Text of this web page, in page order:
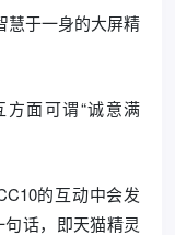
面可谓“诚意满
的互动中会发
话，即天猫精灵